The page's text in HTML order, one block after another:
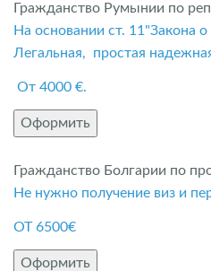
Гражданство Румынии по
На основании ст. 11"Закона
Легальная, простая
От 4000 €.
Оформить
Гражданство Болгарии по
Не нужно получение виз и
ОТ 6500€
Оформить